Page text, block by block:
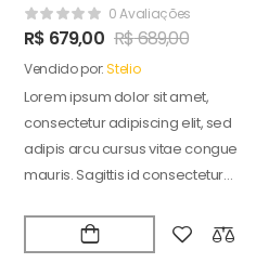
0 Avaliações
R$ 679,00 R$689,00
Vendido por:Stelio
Lorem ipsum dolor sit amet,
consectetur adipiscing elit, sed
adipis arcu cursus vitae congue
mauris. Sagittis id consectetur